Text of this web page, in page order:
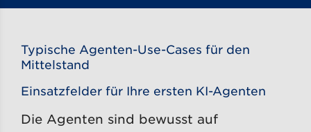
Typische Agenten-Use-Cases für den
Mittelstand
Einsatzfelder für Ihre ersten KI-Agenten
Die Agenten sind bewusst auf